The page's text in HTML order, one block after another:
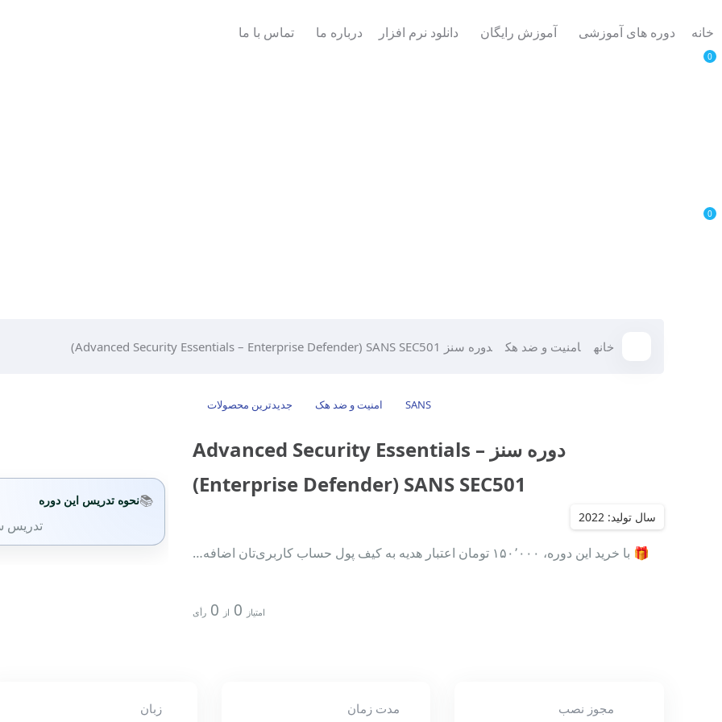
خانه دوره های آموزشی آموزش رایگان دانلود نرم افزار درباره ما تماس با ما
0
0
خانه امنیت و ضد هک دوره سنز Advanced Security Essentials – Enterprise Defender) SANS SEC501)
SANS امنیت و ضد هک جدیدترین محصولات
دوره سنز Advanced Security Essentials –
Enterprise Defender) SANS SEC501)
🎁 با خرید این دوره، ۱۵۰٬۰۰۰ تومان اعتبار هدیه به کیف پول حساب کاربری‌تان اضافه…
امتیاز 0 از 0 رأی
📚نحوه تدریس این دوره
تدریس
مجوز نصب
مدت زمان
زبان